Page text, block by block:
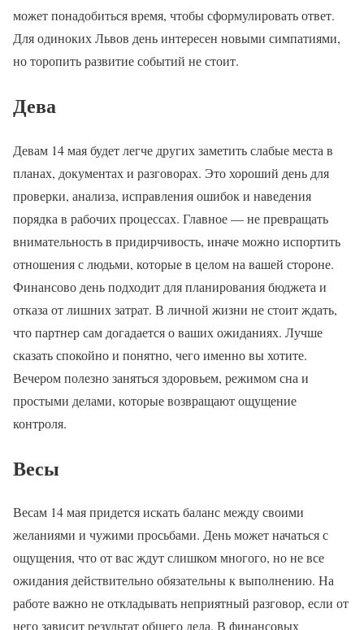
может понадобиться время, чтобы сформулировать ответ.
Для одиноких Львов день интересен новыми симпатиями,
но торопить развитие событий не стоит.
Дева
Девам 14 мая будет легче других заметить слабые места в
планах, документах и разговорах. Это хороший день для
проверки, анализа, исправления ошибок и наведения
порядка в рабочих процессах. Главное — не превращать
внимательность в придирчивость, иначе можно испортить
отношения с людьми, которые в целом на вашей стороне.
Финансово день подходит для планирования бюджета и
отказа от лишних затрат. В личной жизни не стоит ждать,
что партнер сам догадается о ваших ожиданиях. Лучше
сказать спокойно и понятно, чего именно вы хотите.
Вечером полезно заняться здоровьем, режимом сна и
простыми делами, которые возвращают ощущение
контроля.
Весы
Весам 14 мая придется искать баланс между своими
желаниями и чужими просьбами. День может начаться с
ощущения, что от вас ждут слишком многого, но не все
ожидания действительно обязательны к выполнению. На
работе важно не откладывать неприятный разговор, если от
него зависит результат общего дела. В финансовых